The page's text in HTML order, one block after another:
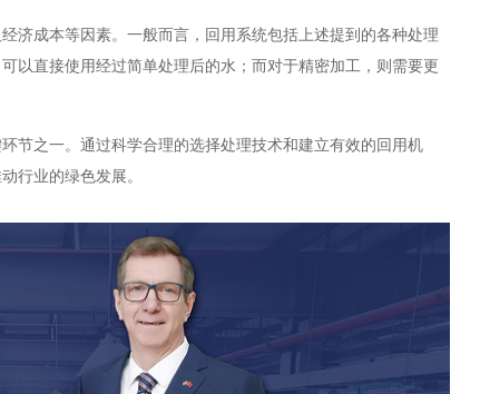
济成本等因素。一般而言，回用系统包括上述提到的各种处理
以直接使用经过简单处理后的水；而对于精密加工，则需要更
节之一。通过科学合理的选择处理技术和建立有效的回用机
行业的绿色发展。